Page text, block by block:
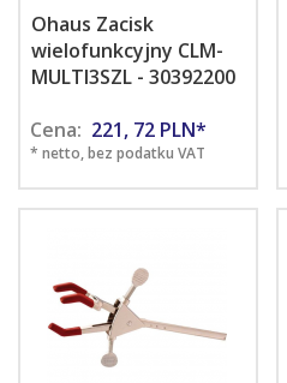
Ohaus Zacisk
wielofunkcyjny CLM-
MULTI3SZL - 30392200
Cena: 221, 72 PLN*
* netto, bez podatku VAT